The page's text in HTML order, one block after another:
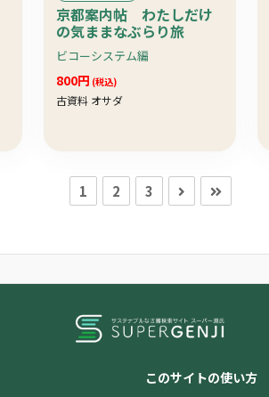
京都案内帖 わたしだけ
の気ままなぶらり旅
ビコーシステム編
800円 (税込)
古資料 オサダ
1 2 3
このサイトの使い方